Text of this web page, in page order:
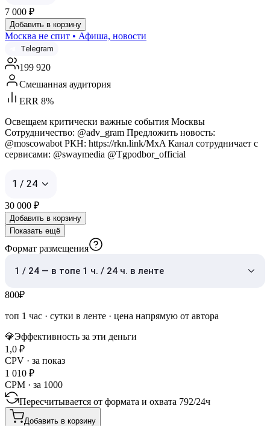
7 000 ₽
Добавить в корзину
Москва не спит • Афиша, новости
Telegram
199 920
Смешанная аудитория
ERR 8%
Освещаем критически важные события Москвы
Сотрудничество: @adv_gram Предложить новость:
@moscowabot РКН: https://rkn.link/MxA Канал сотрудничает с
сервисами: @swaymedia @Tgpodbor_official
1 / 24
30 000 ₽
Добавить в корзину
Показать ещё
Формат размещения
1 / 24 — в топе 1 ч. / 24 ч. в ленте
800₽
топ 1 час · сутки в ленте · цена напрямую от автора
💎Эффективность за эти деньги
1,0 ₽
CPV · за показ
1 010 ₽
CPM · за 1000
Пересчитывается от формата и охвата 792/24ч
Добавить в корзину